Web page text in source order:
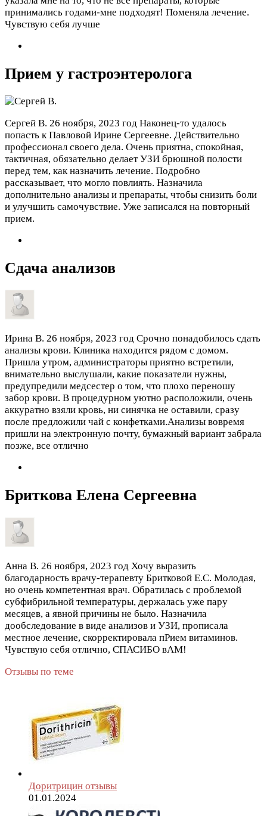
принимались годами-мне подходят! Поменяла лечение.
Чувствую себя лучше
Прием у гастроэнтеролога
Сергей В. 26 ноября, 2023 год Наконец-то удалось
попасть к Павловой Ирине Сергеевне. Действительно
профессионал своего дела. Очень приятна, спокойная,
тактичная, обязательно делает УЗИ брюшной полости
перед тем, как назначить лечение. Подробно
рассказывает, что могло повлиять. Назначила
дополнительно анализы и препараты, чтобы снизить боли
и улучшить самочувствие. Уже записался на повторный
прием.
Сдача анализов
Ирина В. 26 ноября, 2023 год Срочно понадобилось сдать
анализы крови. Клиника находится рядом с домом.
Пришла утром, администраторы приятно встретили,
внимательно выслушали, какие показатели нужны,
предупредили медсестер о том, что плохо переношу
забор крови. В процедурном уютно расположили, очень
аккуратно взяли кровь, ни синячка не оставили, сразу
после предложили чай с конфетками.Анализы вовремя
пришли на электронную почту, бумажный вариант забрала
позже, все отлично
Бриткова Елена Сергеевна
Анна В. 26 ноября, 2023 год Хочу выразить
благодарность врачу-терапевту Бритковой Е.С. Молодая,
но очень компетентная врач. Обратилась с проблемой
субфибрильной температуры, держалась уже пару
месяцев, а явной причины не было. Назначила
дообследование в виде анализов и УЗИ, прописала
местное лечение, скорректировала пРием витаминов.
Чувствую себя отлично, СПАСИБО вАМ!
Отзывы по теме
Доритрицин отзывы
01.01.2024